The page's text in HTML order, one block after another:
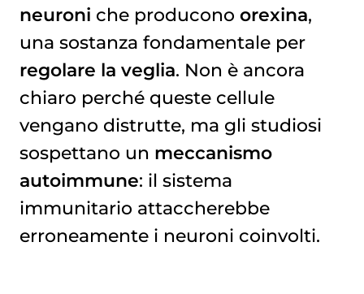
neuroni che producono orexina,
una sostanza fondamentale per
regolare la veglia. Non è ancora
chiaro perché queste cellule
vengano distrutte, ma gli studiosi
sospettano un meccanismo
autoimmune: il sistema
immunitario attaccherebbe
erroneamente i neuroni coinvolti.